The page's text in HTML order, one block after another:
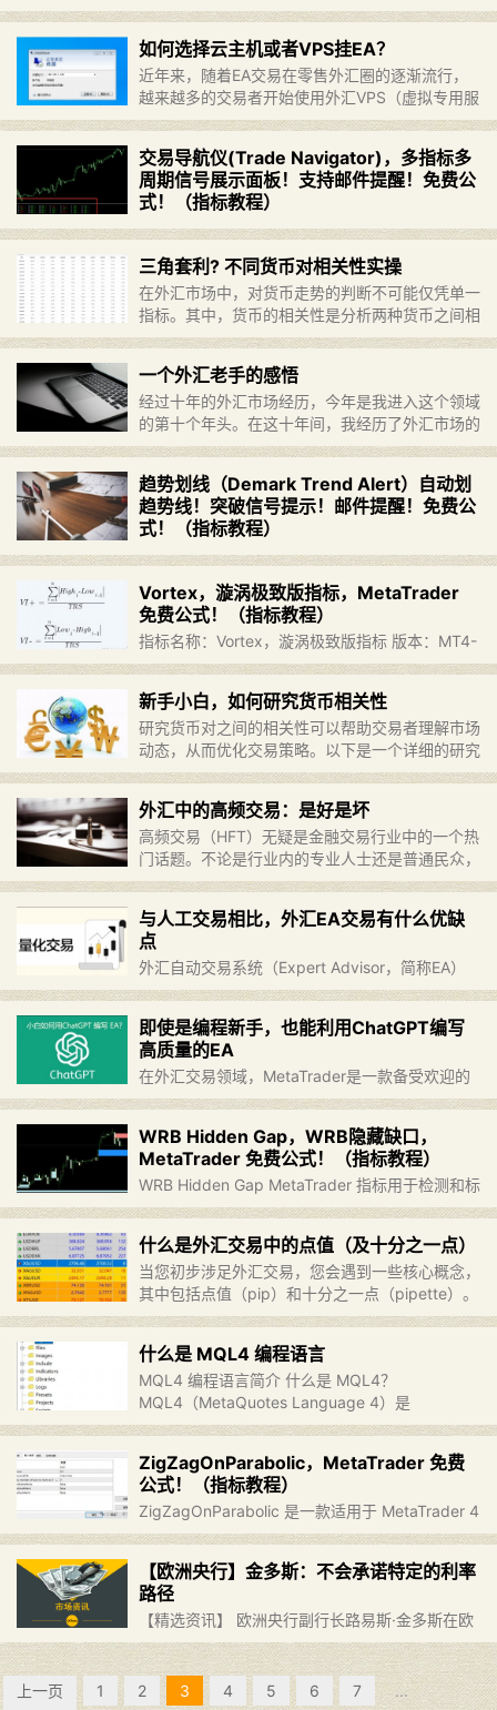
挂带有DLL文件的官网EA时，都需要用到MT4更
到老版本的MT4 PC端，下面笔者花时间找到了之
前的部分……继续阅读 »
如何选择云主机或者VPS挂EA？
近年来，随着EA交易在零售外汇圈的逐渐流行，
越来越多的交易者开始使用外汇VPS（虚拟专用服
务器）来挂载EA（智能交易系统）进行交易。通
MT4服务器之间的…… 继续阅读 »
交易导航仪(Trade Navigator)，多指标多
周期信号展示面板！支持邮件提醒！免费公
式！（指标教程）
指标名称：交易导航仪（Trade Navigator） 版
Navigator）是一款结合多种标准指标（随机震荡
指……继续阅读 »
三角套利? 不同货币对相关性实操
在外汇市场中，对货币走势的判断不可能仅凭单一
指标。其中，货币的相关性是分析两种货币之间相
互关系的重要工具，它可以指示这两种货币之间的
随机变动。 “相关……继续阅读 »
一个外汇老手的感悟
经过十年的外汇市场经历，今年是我进入这个领域
的第十个年头。在这十年间，我经历了外汇市场的
大小事件，独自一人在交易室面对突如其来的变
这十年的外汇经历在我的生……继续阅读 »
趋势划线（Demark Trend Alert）自动划
趋势线！突破信号提示！邮件提醒！免费公
式！（指标教程）
指标名称：趋势划线（Demark Trend Alert） 版
是代表性的信号指标。如其名，Demark Trend
Aler……继续阅读 »
Vortex，漩涡极致版指标，MetaTrader
免费公式！（指标教程）
指标名称：Vortex，漩涡极致版指标 版本：MT4-
MT5 ver. 2.00 旋涡极致版指标是一款基于经典涡
上检测市场趋势。该指标通过以下功……
»
新手小白，如何研究货币相关性
研究货币对之间的相关性可以帮助交易者理解市场
动态，从而优化交易策略。以下是一个详细的研究
方向，包括每个步骤的代码，以及一些深入探索的
个货币对。 数据收集：……继续阅读 »
外汇中的高频交易：是好是坏
高频交易（HFT）无疑是金融交易行业中的一个热
门话题。不论是行业内的专业人士还是普通民众，
似乎都对这种交易方式表现出浓厚的兴趣。例如，
众也呼吁对其进行限制，……继续阅读 »
与人工交易相比，外汇EA交易有什么优缺
点
外汇自动交易系统（Expert Advisor，简称EA）
在现代金融市场中越来越受欢迎，尤其是在外汇市
EA交易具有独特的优势，但同时也伴随着一些不
可忽视的挑……
即使是编程新手，也能利用ChatGPT编写
高质量的EA
在外汇交易领域，MetaTrader是一款备受欢迎的
交易软件，包括MT5和MT4，提供了众多强大的
新手而言，编写专家顾问（EA）可能显得既复杂
又令人望而却步……继续阅读 »
WRB Hidden Gap，WRB隐藏缺口，
MetaTrader 免费公式！（指标教程）
WRB Hidden Gap MetaTrader 指标用于检测和标
记宽范围的柱体（非常长的柱体）或宽范围的烛身
WRB中的隐藏跳空，并区分显示已填补和未填补
的……继续阅读 »
什么是外汇交易中的点值（及十分之一点）
当您初步涉足外汇交易，您会遇到一些核心概念，
其中包括点值（pip）和十分之一点（pipette）。
本文将详细解释这些术语的定义、使用时机以及计
关的有用函……继续阅读 »
什么是 MQL4 编程语言
MQL4 编程语言简介 什么是 MQL4？
MQL4（MetaQuotes Language 4）是
为 MetaTrader 4 交易平台设计的一种编程语言。
ZigZagOnParabolic，MetaTrader 免费
公式！（指标教程）
ZigZagOnParabolic 是一款适用于 MetaTrader 4
和 MetaTrader 5 的指标，结合了 ZigZag 和抛物
Z……继续阅读 »
【欧洲央行】金多斯：不会承诺特定的利率
路径
【精选资讯】 欧洲央行副行长路易斯·金多斯在欧
洲议会委员会上指出，欧元区经济的放缓部分归因
于俄乌冲突对经济的不利影响。高利率和工业部门
的低迷也拖累了服务业的增长。今年初的经济数据
上一页 1 2 3 4 5 6 7 ...